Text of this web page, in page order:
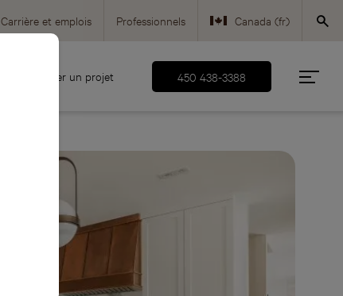
Carrière et emplois Professionnels Canada (fr)
Canada (en)
USA (en)
Démarrer un projet 450 438-3388